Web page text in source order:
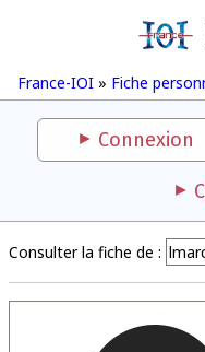
France-IOI » Fiche
Connexion
Consulter la fiche de :